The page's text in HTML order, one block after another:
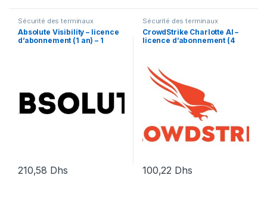
Sécurité des terminaux
Absolute Visibility – licence
d’abonnement (1 an) – 1
210,58 Dhs
Sécurité des terminaux
CrowdStrike Charlotte AI –
licence d’abonnement (4
100,22 Dhs